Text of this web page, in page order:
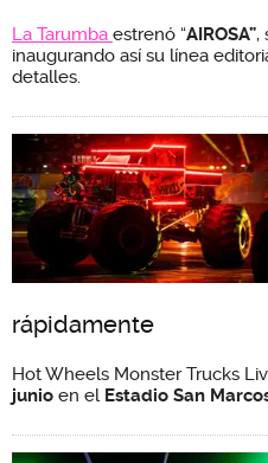
La Tarumba estrenó “AIROSA”,
inaugurando así su línea
detalles.
rápidamente
Hot Wheels Monster Trucks
junio en elEstadio San